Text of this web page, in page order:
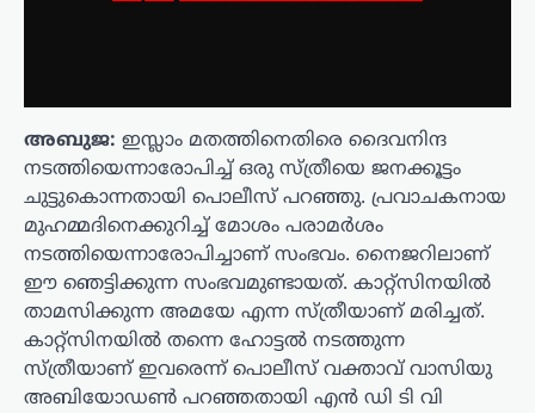
അബുജ: ഇസ്ലാം മതത്തിനെതിരെ ദൈവനിന്ദ
നടത്തിയെന്നാരോപിച്ച് ഒരു സ്ത്രീയെ ജനക്കൂട്ടം
ചുട്ടുകൊന്നതായി പൊലീസ് പറഞ്ഞു. പ്രവാചകനായ
മുഹമ്മദിനെക്കുറിച്ച് മോശം പരാമർശം
നടത്തിയെന്നാരോപിച്ചാണ് സംഭവം. നൈജറിലാണ്
ഈ ഞെട്ടിക്കുന്ന സംഭവമുണ്ടായത്. കാറ്റ്സിനയിൽ
താമസിക്കുന്ന അമയേ എന്ന സ്ത്രീയാണ് മരിച്ചത്.
കാറ്റ്സിനയിൽ തന്നെ ഹോട്ടൽ നടത്തുന്ന
സ്ത്രീയാണ് ഇവരെന്ന് പൊലീസ് വക്താവ് വാസിയു
അബിയോഡൺ പറഞ്ഞതായി എൻ ഡി ടി വി